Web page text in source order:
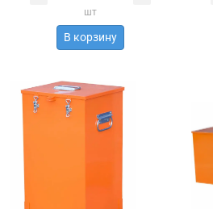
шт
В корзину